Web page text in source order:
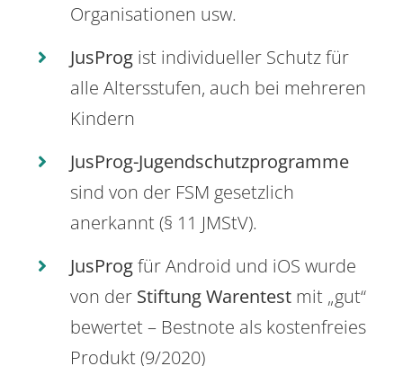
Organisationen usw.
JusProg ist individueller Schutz für
alle Altersstufen, auch bei mehreren
Kindern
JusProg-Jugendschutzprogramme
sind von der FSM gesetzlich
anerkannt (§ 11 JMStV).
JusProgfür Android und iOS wurde
von der Stiftung Warentest mit „gut“
bewertet – Bestnote als kostenfreies
Produkt (9/2020)